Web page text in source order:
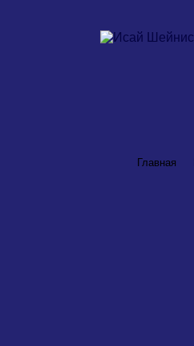
Главная